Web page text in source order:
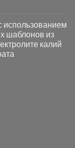
использованием
шаблонов из
калий